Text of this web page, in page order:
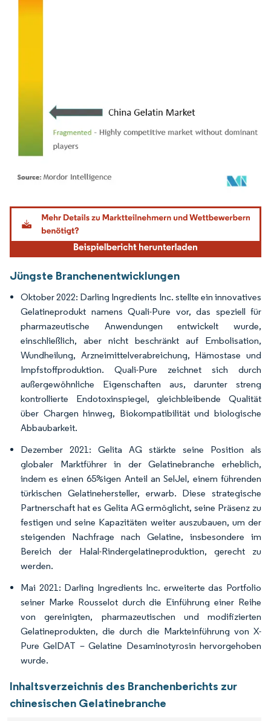
Bild © Mordor Intelligence. Wiederverwendung erfordert Namensnennung gemäß
Jüngste Branchenentwicklungen
Oktober 2022: Darling Ingredients Inc. stellte ein innovatives
Gelatineprodukt namens Quali-Pure vor, das speziell für
pharmazeutische Anwendungen entwickelt wurde,
einschließlich, aber nicht beschränkt auf Embolisation,
Wundheilung, Arzneimittelverabreichung, Hämostase und
Impfstoffproduktion. Quali-Pure zeichnet sich durch
außergewöhnliche Eigenschaften aus, darunter streng
kontrollierte Endotoxinspiegel, gleichbleibende Qualität
über Chargen hinweg, Biokompatibilität und biologische
Abbaubarkeit.
Dezember 2021: Gelita AG stärkte seine Position als
globaler Marktführer in der Gelatinebranche erheblich,
indem es einen 65%igen Anteil an SelJel, einem führenden
türkischen Gelatinehersteller, erwarb. Diese strategische
Partnerschaft hat es Gelita AG ermöglicht, seine Präsenz zu
festigen und seine Kapazitäten weiter auszubauen, um der
steigenden Nachfrage nach Gelatine, insbesondere im
Bereich der Halal-Rindergelatineproduktion, gerecht zu
werden.
Mai 2021: Darling Ingredients Inc. erweiterte das Portfolio
seiner Marke Rousselot durch die Einführung einer Reihe
von gereinigten, pharmazeutischen und modifizierten
Gelatineprodukten, die durch die Markteinführung von X-
Pure GelDAT – Gelatine Desaminotyrosin hervorgehoben
wurde.
Inhaltsverzeichnis des Branchenberichts zur
chinesischen Gelatinebranche